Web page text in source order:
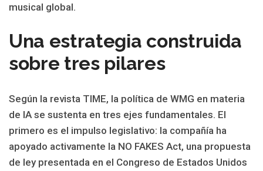
musical global.
Una estrategia construida
sobre tres pilares
Según la revista TIME, la política de WMG en materia
de IA se sustenta en tres ejes fundamentales. El
primero es el impulso legislativo: la compañía ha
apoyado activamente la NO FAKES Act, una propuesta
de ley presentada en el Congreso de Estados Unidos